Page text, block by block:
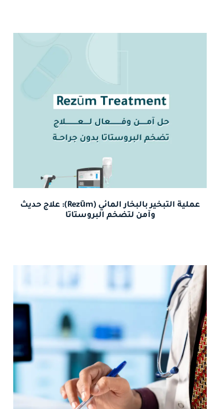
عملية التبخير بالبخار المائي (Rezūm): علاج حديث
وآمن لتضخم البروستاتا